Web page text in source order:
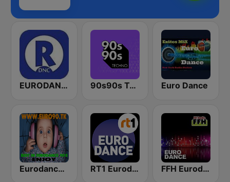
EURODANCE 90s Free 90s90s Techno Euro Dance
Eurodance 90 RT1 Eurodance FFH Eurodance